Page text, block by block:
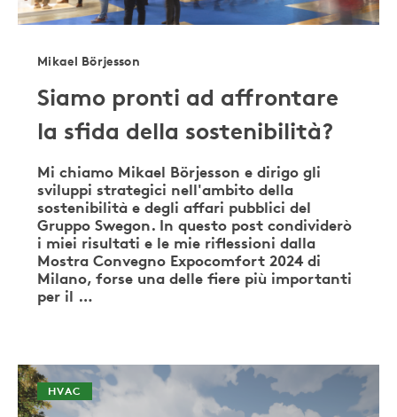
Mikael Börjesson
Siamo pronti ad affrontare
la sfida della sostenibilità?
Mi chiamo Mikael Börjesson e dirigo gli
sviluppi strategici nell'ambito della
sostenibilità e degli affari pubblici del
Gruppo Swegon. In questo post condividerò
i miei risultati e le mie riflessioni dalla
Mostra Convegno Expocomfort 2024 di
Milano, forse una delle fiere più importanti
per il …
HVAC